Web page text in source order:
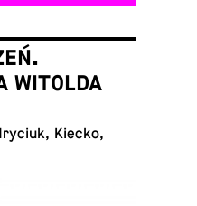
WITOLDA
Kiecko,